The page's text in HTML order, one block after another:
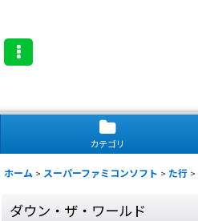
カテゴリ
ホーム > スーパーファミコンソフト > た行 >
ダウン・ザ・ワールド